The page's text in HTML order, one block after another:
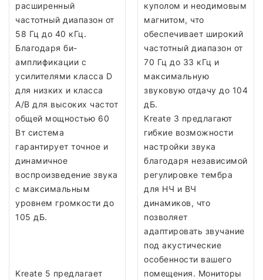
расширенный
частотный диапазон от
58 Гц до 40 кГц.
Благодаря би-
амплификации с
усилителями класса D
для низких и класса
A/B для высоких частот
общей мощностью 60
Вт система
гарантирует точное и
динамичное
воспроизведение звука
с максимальным
уровнем громкости до
105 дБ.
Kreate 5 предлагает
куполом и неодимовым
магнитом, что
обеспечивает широкий
частотный диапазон от
70 Гц до 33 кГц и
максимальную
звуковую отдачу до 104
дБ.
Kreate 3 предлагают
гибкие возможности
настройки звука
благодаря независимой
регулировке тембра
для НЧ и ВЧ
динамиков, что
позволяет
адаптировать звучание
под акустические
особенности вашего
помещения. Мониторы